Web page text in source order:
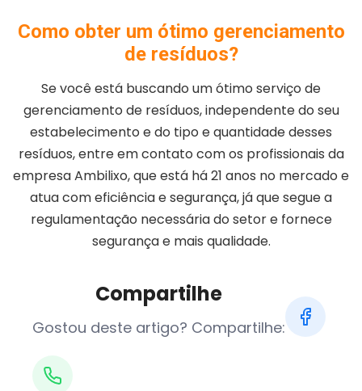
Como obter um ótimo gerenciamento
de resíduos?
Se você está buscando um ótimo serviço de
gerenciamento de resíduos, independente do seu
estabelecimento e do tipo e quantidade desses
resíduos, entre em contato com os profissionais da
empresa Ambilixo, que está há 21 anos no mercado e
atua com eficiência e segurança, já que segue a
regulamentação necessária do setor e fornece
segurança e mais qualidade.
Compartilhe
Gostou deste artigo? Compartilhe: